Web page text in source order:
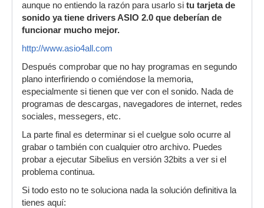
aunque no entiendo la razón para usarlo si tu tarjeta de
sonido ya tiene drivers ASIO 2.0 que deberían de
funcionar mucho mejor.
http://www.asio4all.com
Después comprobar que no hay programas en segundo
plano interfiriendo o comiéndose la memoria,
especialmente si tienen que ver con el sonido. Nada de
programas de descargas, navegadores de internet, redes
sociales, messegers, etc.
La parte final es determinar si el cuelgue solo ocurre al
grabar o también con cualquier otro archivo. Puedes
probar a ejecutar Sibelius en versión 32bits a ver si el
problema continua.
Si todo esto no te soluciona nada la solución definitiva la
tienes aquí: